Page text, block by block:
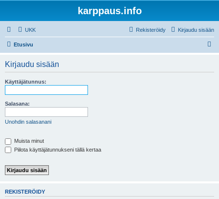
karppaus.info
UKK Kirjaudu sisään
Rekisteröidy
Etusivu
Kirjaudu sisään
Käyttäjätunnus:
Salasana:
Unohdin salasanani
Muista minut
Piilota käyttäjätunnukseni tällä kertaa
REKISTERÖIDY